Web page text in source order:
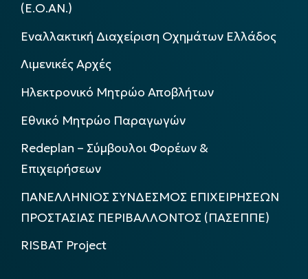
(Ε.Ο.ΑΝ.)
Εναλλακτική Διαχείριση Οχημάτων Ελλάδος
Λιμενικές Αρχές
Ηλεκτρονικό Μητρώο Αποβλήτων
Εθνικό Μητρώο Παραγωγών
Redeplan – Σύμβουλοι Φορέων &
Επιχειρήσεων
ΠΑΝΕΛΛΗΝΙΟΣ ΣΥΝΔΕΣΜΟΣ ΕΠΙΧΕΙΡΗΣΕΩΝ
ΠΡΟΣΤΑΣΙΑΣ ΠΕΡΙΒΑΛΛΟΝΤΟΣ (ΠΑΣΕΠΠΕ)
RISBAT Project